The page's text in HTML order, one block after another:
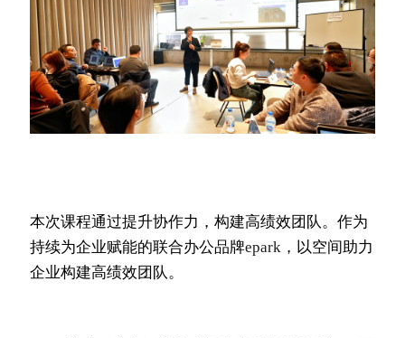
本次课程通过提升协作力，构建高绩效团队。作为
持续为企业赋能的联合办公品牌epark，以空间助力
企业构建高绩效团队。